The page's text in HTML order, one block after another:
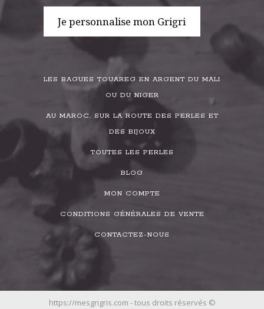
Je personnalise mon Grigri
LES BAGUES TOUAREG EN ARGENT DU MALI
OU DU NIGER
AU MAROC, SUR LA ROUTE DES PERLES ET
DES BIJOUX
TOUTES LES PERLES
BLOG
MON COMPTE
CONDITIONS GÉNÉRALES DE VENTE
CONTACTEZ-NOUS
https://mesgrigris.com - tous droits réservés ©